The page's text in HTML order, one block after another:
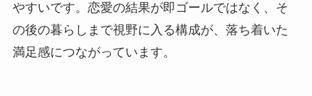
やすいです。恋愛の結果が即ゴールではなく、そ
の後の暮らしまで視野に入る構成が、落ち着いた
満足感につながっています。